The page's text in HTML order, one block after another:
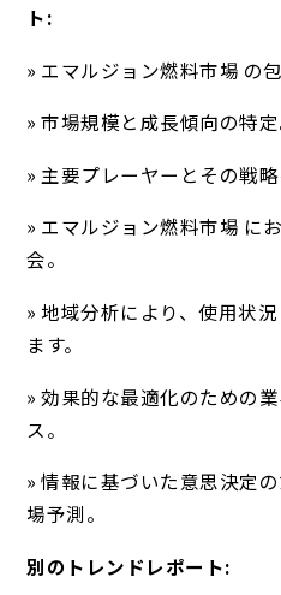
ト:
» エマルジョン燃料市場 の
» 市場規模と成長傾向の特定
» 主要プレーヤーとその戦
» エマルジョン燃料市場 に
会。
» 地域分析により、使用状
ます。
» 効果的な最適化のための
ス。
» 情報に基づいた意思決定
場予測。
別のトレンドレポート: